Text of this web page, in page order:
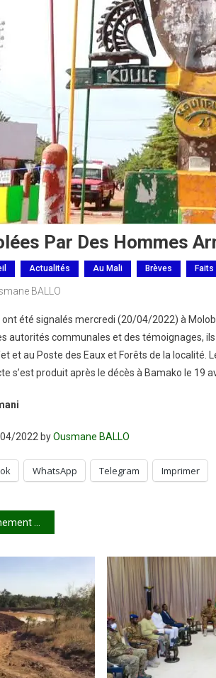
Par Des Hommes
Actualités Au Mali Brèves Faits
BALLO
été signalés mercredi (20/04/2022) à
autorités communales et des témoignages,
et au Poste des Eaux et Forêts de la localité.
s’est produit après le décès à Bamako le 19
2022 byOusmane BALLO
WhatsApp Telegram Imprimer
2 ans, annonce le PM